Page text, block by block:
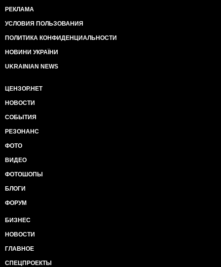
РЕКЛАМА
УСЛОВИЯ ПОЛЬЗОВАНИЯ
ПОЛИТИКА КОНФИДЕНЦИАЛЬНОСТИ
НОВИНИ УКРАЇНИ
UKRAINIAN NEWS
ЦЕНЗОР.НЕТ
НОВОСТИ
СОБЫТИЯ
РЕЗОНАНС
ФОТО
ВИДЕО
ФОТОШОПЫ
БЛОГИ
ФОРУМ
БИЗНЕС
НОВОСТИ
ГЛАВНОЕ
СПЕЦПРОЕКТЫ